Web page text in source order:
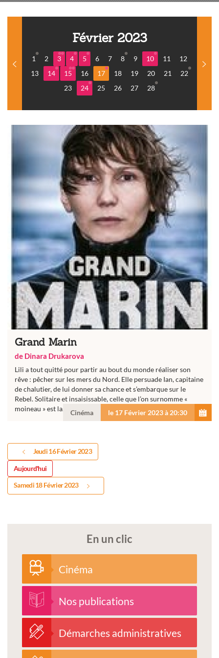
Février 2023
1 2 3 4 5 6 7 8 9 10 11
12
13
14 15 16 17 18 19 20 21
22
23
24 25 26 27 28
Grand Marin
de Dinara Drukarova
Lili a tout quitté pour partir au bout du monde réaliser son
rêve : pêcher sur les mers du Nord. Elle persuade Ian, capitaine
de chalutier, de lui donner sa chance et s’embarque sur le
Rebel. Solitaire et insaisissable, celle que l’on surnomme «
moineau » est la...
Cinéma le 17 Février 2023 à 20:30
Jeudi 16 Février 2023
Aujourd'hui
Samedi 18 Février 2023
En un clic
Cinéma
Nos publications
Démarches administratives